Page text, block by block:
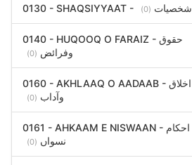
0130 - SHAQSIYYAAT - شخصیات (0)
0140 - HUQOOQ O FARAIZ - حقوق
وفرائض (0)
0160 - AKHLAAQ O AADAAB - اخلاق
وآداب (0)
0161 - AHKAAM E NISWAAN - احکام
نسواں (0)